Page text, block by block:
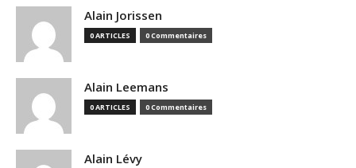
Alain Jorissen
0 ARTICLES 0 Commentaires
Alain Leemans
0 ARTICLES 0 Commentaires
Alain Lévy